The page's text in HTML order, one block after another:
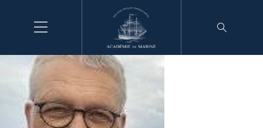
contenu